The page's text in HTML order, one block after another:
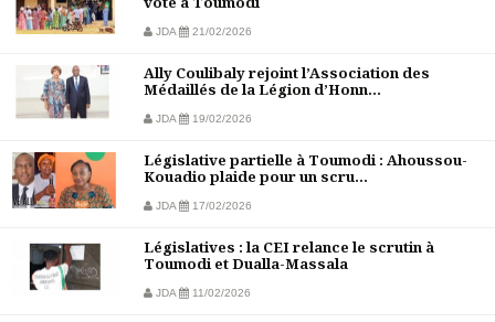
JDA 21/02/2026
Ally Coulibaly rejoint l’Association des
Médaillés de la Légion d’Honn...
JDA 19/02/2026
Législative partielle à Toumodi : Ahoussou-
Kouadio plaide pour un scru...
JDA 17/02/2026
Législatives : la CEI relance le scrutin à
Toumodi et Dualla-Massala
JDA 11/02/2026